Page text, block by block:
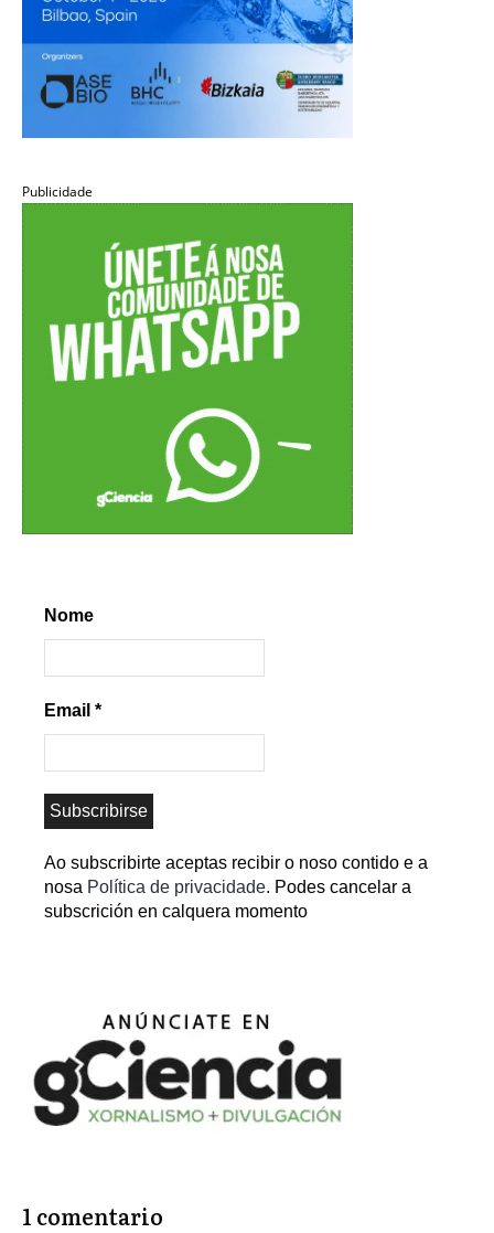
Publicidade
Nome
Email *
Ao subscribirte aceptas recibir o noso contido e a
nosa Política de privacidade. Podes cancelar a
subscrición en calquera momento
1 comentario